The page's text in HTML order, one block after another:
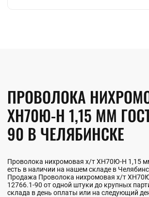
ПРОВОЛОКА
ХН70Ю-Н 1,15 ММ
90 В ЧЕЛЯБИНСКЕ
Проволока нихромовая х/т ХН70Ю-Н 1,15
есть в наличии на нашем складе в
Продажа Проволока нихромовая х/т
12766.1-90 от одной штуки до крупных
склада в день оплаты или на следующий